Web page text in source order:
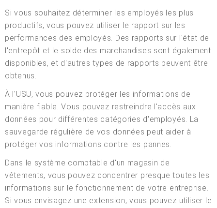
Si vous souhaitez déterminer les employés les plus
productifs, vous pouvez utiliser le rapport sur les
performances des employés. Des rapports sur l'état de
l'entrepôt et le solde des marchandises sont également
disponibles, et d'autres types de rapports peuvent être
obtenus.
À l'USU, vous pouvez protéger les informations de
manière fiable. Vous pouvez restreindre l'accès aux
données pour différentes catégories d'employés. La
sauvegarde régulière de vos données peut aider à
protéger vos informations contre les pannes.
Dans le système comptable d'un magasin de
vêtements, vous pouvez concentrer presque toutes les
informations sur le fonctionnement de votre entreprise.
Si vous envisagez une extension, vous pouvez utiliser le